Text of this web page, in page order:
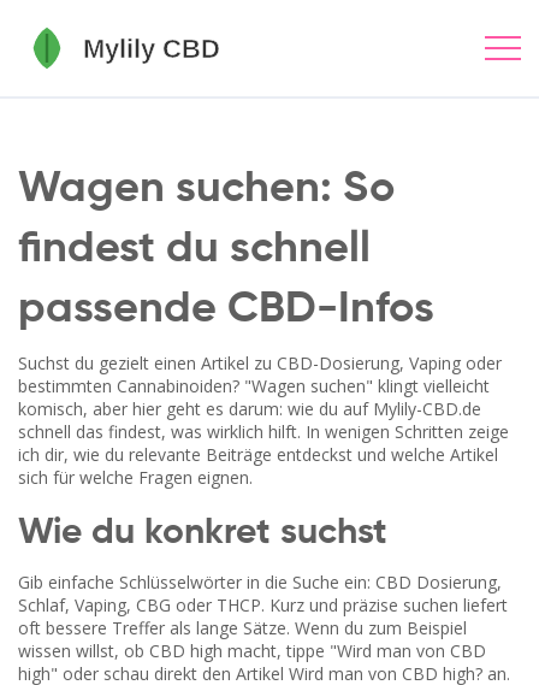
Wagen suchen: So
findest du schnell
passende CBD-Infos
Suchst du gezielt einen Artikel zu CBD-Dosierung, Vaping oder
bestimmten Cannabinoiden? "Wagen suchen" klingt vielleicht
komisch, aber hier geht es darum: wie du auf Mylily-CBD.de
schnell das findest, was wirklich hilft. In wenigen Schritten zeige
ich dir, wie du relevante Beiträge entdeckst und welche Artikel
sich für welche Fragen eignen.
Wie du konkret suchst
Gib einfache Schlüsselwörter in die Suche ein: CBD Dosierung,
Schlaf, Vaping, CBG oder THCP. Kurz und präzise suchen liefert
oft bessere Treffer als lange Sätze. Wenn du zum Beispiel
wissen willst, ob CBD high macht, tippe "Wird man von CBD
high" oder schau direkt den Artikel Wird man von CBD high? an.